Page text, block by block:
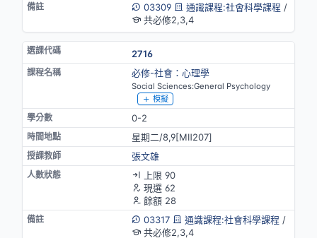
03309
通識課程:社會科學課程 /
共必修2,3,4
2716
必修-社會：心理學
Social Sciences:General Psychology
模擬
0-2
星期二/8,9[MⅡ207]
張文雄
上限 90
現選 62
餘額 28
03317
通識課程:社會科學課程 /
共必修2,3,4